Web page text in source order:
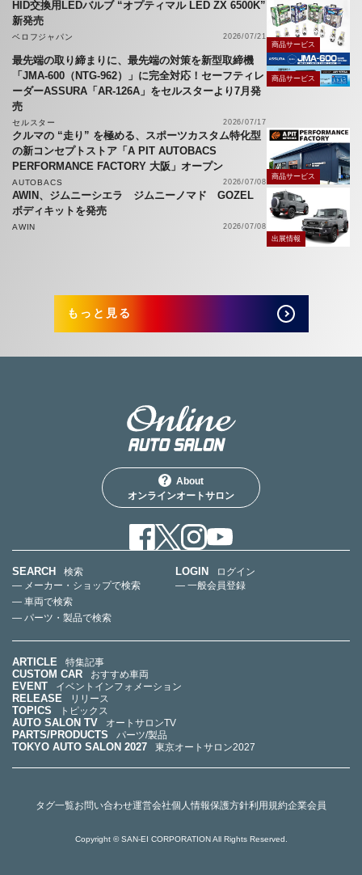
HID交換用LEDバルブ “オプティマル LED ZX 6500K”
新発売
ベロフジャパン
2026/07/21
商品サービス
最先端の取り締まりに、最先端の対策を新型取締機
「JMA-600（NTG-962）」に完全対応！セーフティレ
ーダーASSURA「AR-126A」をセルスターより7月発
売
セルスター 2026/07/17
商品サービス
クルマの “走り” を極める、スポーツカスタム特化型
の新コンセプトストア「A PIT AUTOBACS
PERFORMANCE FACTORY 大阪」オープン
AUTOBACS 2026/07/08
商品サービス
AWIN、ジムニーシエラ ジムニーノマド GOZEL
ボディキットを発売
AWIN
2026/07/08
出展情報
もっと見る
About
オンラインオートサロン
SEARCH
検索
— メーカー・ショップで検索
— 車両で検索
— パーツ・製品で検索
LOGIN
ログイン
— 一般会員登録
ARTICLE 特集記事
CUSTOM CAR おすすめ車両
EVENT イベントインフォメーション
RELEASE リリース
TOPICS トピックス
AUTO SALON TV オートサロンTV
PARTS/PRODUCTS パーツ/製品
TOKYO AUTO SALON 2027 東京オートサロン2027
タグ一覧お問い合わせ運営会社個人情報保護方針利用規約企業会員
Copyright © SAN-EI CORPORATION All Rights Reserved.